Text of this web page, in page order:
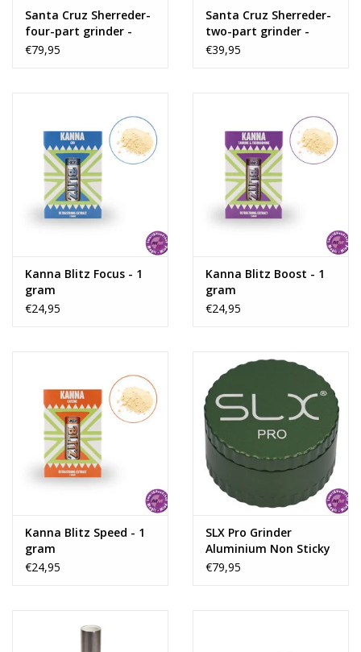
Santa Cruz Sherreder-
four-part grinder -
black
€79,95
Santa Cruz Sherreder-
two-part grinder -
Green
€39,95
Kanna Blitz Focus - 1
gram
€24,95
Kanna Blitz Boost - 1
gram
€24,95
Kanna Blitz Speed - 1
gram
€24,95
SLX Pro Grinder
Aluminium Non Sticky
62 mm
€79,95